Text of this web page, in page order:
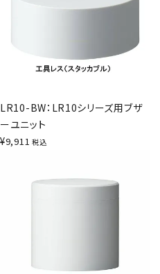
LR10-BW：LR10シリーズ用ブザ
ーユニット
¥9,911 税込